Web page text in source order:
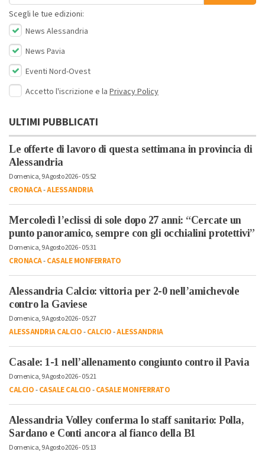
Scegli le tue edizioni:
News Alessandria
News Pavia
Eventi Nord-Ovest
Accetto l'iscrizione e la Privacy Policy
ULTIMI PUBBLICATI
Le offerte di lavoro di questa settimana in provincia di
Alessandria
Domenica, 9 Agosto 2026 - 05:52
CRONACA-ALESSANDRIA
Mercoledì l’eclissi di sole dopo 27 anni: “Cercate un
punto panoramico, sempre con gli occhialini protettivi”
Domenica, 9 Agosto 2026 - 05:31
CRONACA-CASALE MONFERRATO
Alessandria Calcio: vittoria per 2-0 nell’amichevole
contro la Gaviese
Domenica, 9 Agosto 2026 - 05:27
ALESSANDRIA CALCIO-CALCIO-ALESSANDRIA
Casale: 1-1 nell’allenamento congiunto contro il Pavia
Domenica, 9 Agosto 2026 - 05:21
CALCIO-CASALE CALCIO-CASALE MONFERRATO
Alessandria Volley conferma lo staff sanitario: Polla,
Sardano e Conti ancora al fianco della B1
Domenica, 9 Agosto 2026 - 05:13